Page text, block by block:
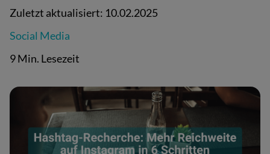
Zuletzt aktualisiert: 10.02.2025
Social Media
9 Min. Lesezeit